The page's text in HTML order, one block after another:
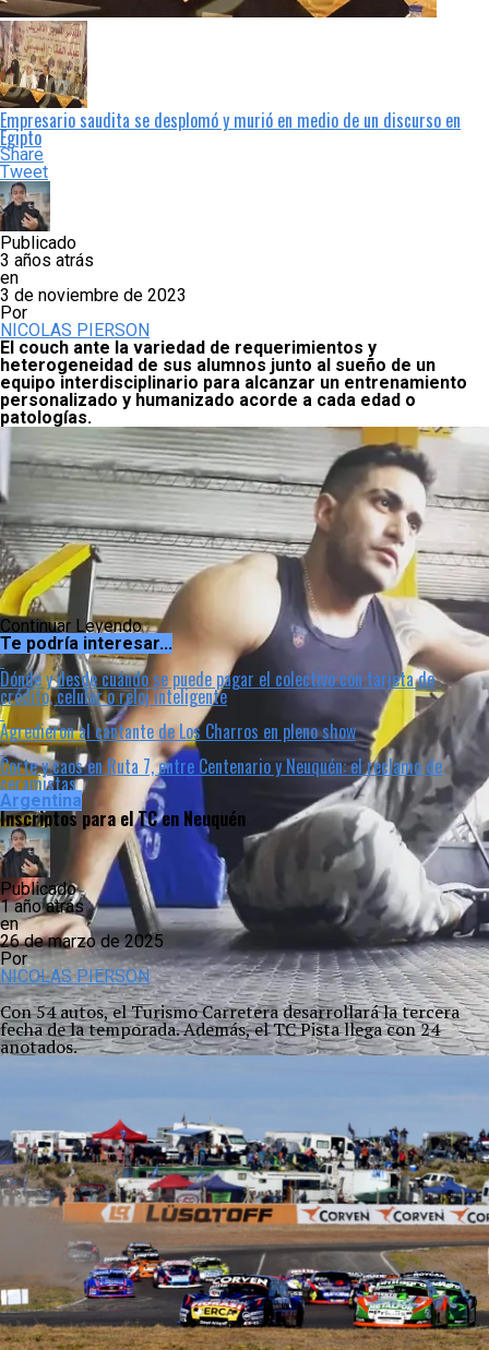
Empresario saudita se desplomó y murió en medio de un discurso en
Egipto
Share
Tweet
Publicado
3 años atrás
en
3 de noviembre de 2023
Por
NICOLAS PIERSON
El couch ante la variedad de requerimientos y
heterogeneidad de sus alumnos junto al sueño de un
equipo interdisciplinario para alcanzar un entrenamiento
personalizado y humanizado acorde a cada edad o
patologías.
Empezar o volver a realizar actividad física requiere además
de motivación, de una decisión personal de «estar y sentirse
mejor». « Lo peor que uno puede hacer es rendirse al miedo.
Nunca es tarde para comenzar»,estas palabras suelen ser
parte del espíritu motivador de las clases que imparte
cotidianamente entre sus alumnos el entrenador
Continuar Leyendo
Te podría interesar...
Dónde y desde cuándo se puede pagar el colectivo con tarjeta de
crédito, celular o reloj inteligente
Agredieron al cantante de Los Charros en pleno show
Corte y caos en Ruta 7, entre Centenario y Neuquén: el reclamo de
ceramistas
Argentina
Inscriptos para el TC en Neuquén
Publicado
1 año atrás
en
26 de marzo de 2025
Por
NICOLAS PIERSON
Con 54 autos, el Turismo Carretera desarrollará la tercera
fecha de la temporada. Además, el TC Pista llega con 24
anotados.